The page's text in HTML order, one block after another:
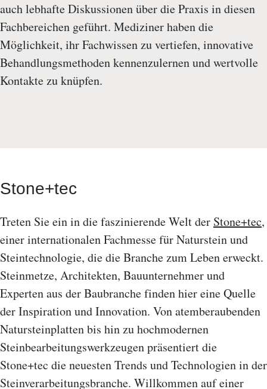
auch lebhafte Diskussionen über die Praxis in diesen
Fachbereichen geführt. Mediziner haben die
Möglichkeit, ihr Fachwissen zu vertiefen, innovative
Behandlungsmethoden kennenzulernen und wertvolle
Kontakte zu knüpfen.
Stone+tec
Treten Sie ein in die faszinierende Welt der Stone+tec,
einer internationalen Fachmesse für Naturstein und
Steintechnologie, die die Branche zum Leben erweckt.
Steinmetze, Architekten, Bauunternehmer und
Experten aus der Baubranche finden hier eine Quelle
der Inspiration und Innovation. Von atemberaubenden
Natursteinplatten bis hin zu hochmodernen
Steinbearbeitungswerkzeugen präsentiert die
Stone+tec die neuesten Trends und Technologien in der
Steinverarbeitungsbranche. Willkommen auf einer